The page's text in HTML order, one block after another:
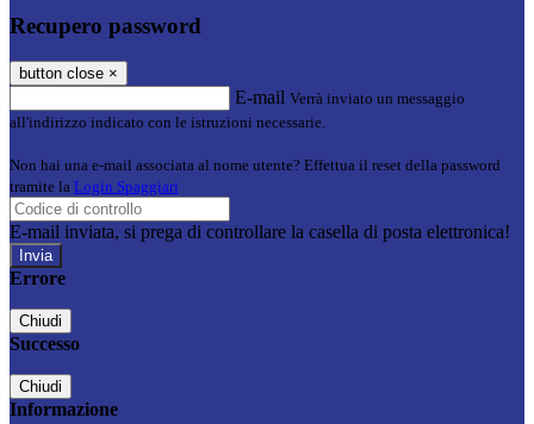
Recupero password
button close ×
E-mail Verrà inviato un messaggio
all'indirizzo indicato con le istruzioni necessarie.
Non hai una e-mail associata al nome utente? Effettua il reset della password
tramite la Login Spaggiari
E-mail inviata, si prega di controllare la casella di posta elettronica!
Errore
Chiudi
Successo
Chiudi
Informazione